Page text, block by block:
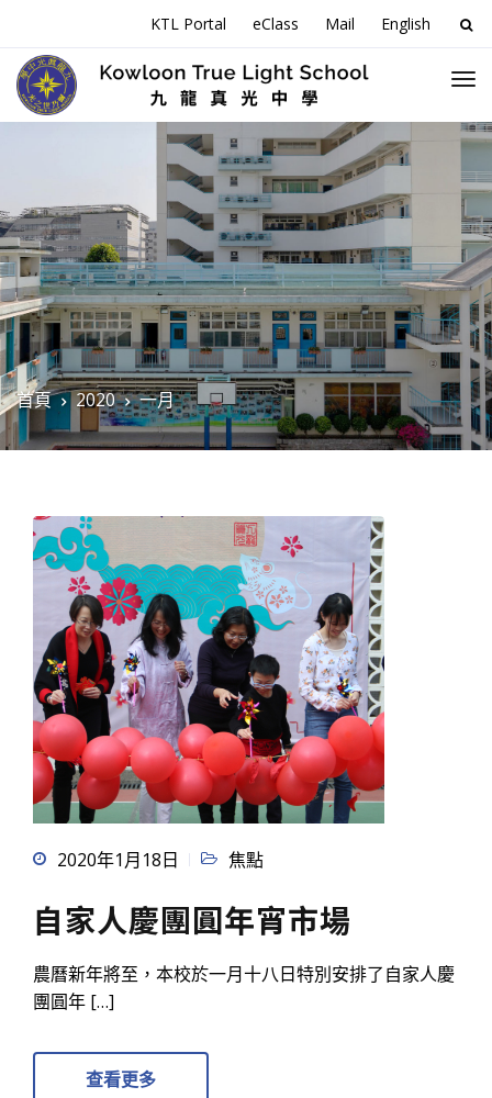
KTL Portal eClass Mail English
搜
尋
關
首頁 2020 一月
2020年1月18日 焦點
自家人慶團圓年宵市場
農曆新年將至，本校於一月十八日特別安排了自家人慶
團圓年 […]
查看更多